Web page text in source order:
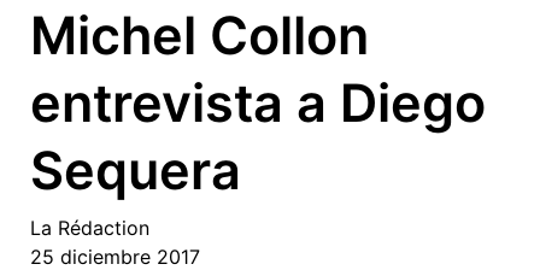
Michel Collon
entrevista a Diego
Sequera
La Rédaction
25 diciembre 2017